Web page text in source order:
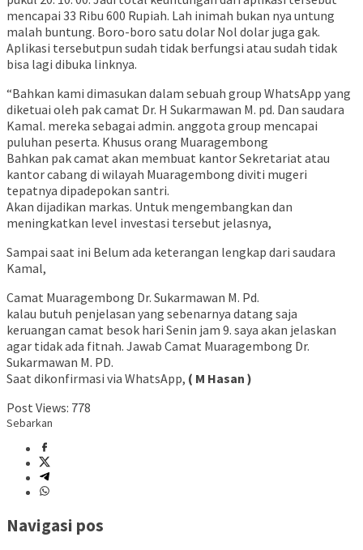
mencapai 33 Ribu 600 Rupiah. Lah inimah bukan nya untung
malah buntung. Boro-boro satu dolar Nol dolar juga gak.
Aplikasi tersebutpun sudah tidak berfungsi atau sudah tidak
bisa lagi dibuka linknya.
“Bahkan kami dimasukan dalam sebuah group WhatsApp yang
diketuai oleh pak camat Dr. H Sukarmawan M. pd. Dan saudara
Kamal. mereka sebagai admin. anggota group mencapai
puluhan peserta. Khusus orang Muaragembong
Bahkan pak camat akan membuat kantor Sekretariat atau
kantor cabang di wilayah Muaragembong diviti mugeri
tepatnya dipadepokan santri.
Akan dijadikan markas. Untuk mengembangkan dan
meningkatkan level investasi tersebut jelasnya,
Sampai saat ini Belum ada keterangan lengkap dari saudara
Kamal,
Camat Muaragembong Dr. Sukarmawan M. Pd.
kalau butuh penjelasan yang sebenarnya datang saja
keruangan camat besok hari Senin jam 9. saya akan jelaskan
agar tidak ada fitnah. Jawab Camat Muaragembong Dr.
Sukarmawan M. PD.
Saat dikonfirmasi via WhatsApp, ( M Hasan )
Post Views: 778
Sebarkan
Navigasi pos